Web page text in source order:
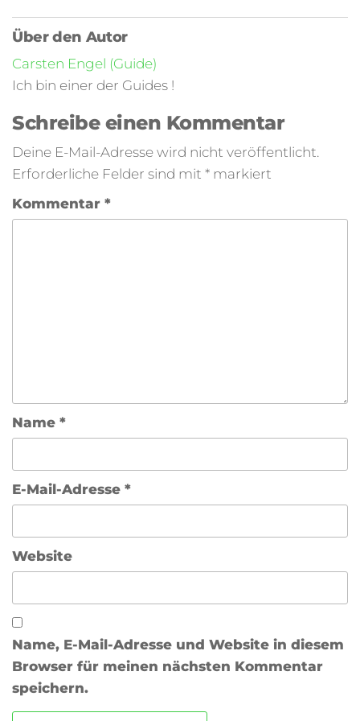
Über den Autor
Carsten Engel (Guide)
Ich bin einer der Guides !
Schreibe einen Kommentar
Deine E-Mail-Adresse wird nicht veröffentlicht.
Erforderliche Felder sind mit * markiert
Kommentar *
Name *
E-Mail-Adresse *
Website
Name, E-Mail-Adresse und Website in diesem
Browser für meinen nächsten Kommentar
speichern.